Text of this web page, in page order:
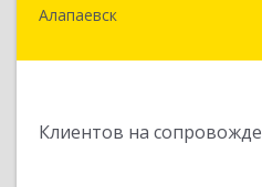
Алапаевск
Клиентов на
624601, Свердловская